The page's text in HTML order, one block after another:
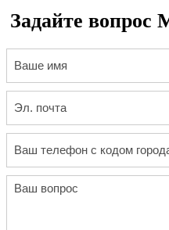
Задайте вопрос